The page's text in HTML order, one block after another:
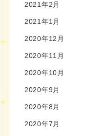
2021年2月
2021年1月
2020年12月
2020年11月
2020年10月
2020年9月
2020年8月
2020年7月